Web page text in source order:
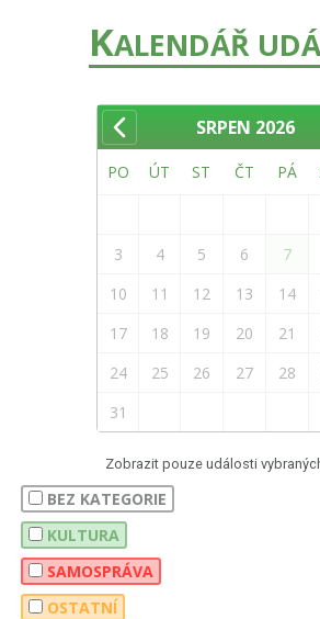
KALENDÁŘ
SRPEN 2026
PO ÚT ST ČT PÁ
3
4 5 6 7
10
11 12 13 14
17
18 19 20 21
24
25 26 27 28
31
Zobrazit pouze události
BEZ KATEGORIE
KULTURA
SAMOSPRÁVA
OSTATNÍ